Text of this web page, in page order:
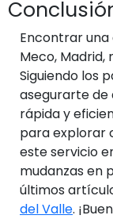
Encontrar
Meco,
Siguiendo los
asegurarte de
rápida y
para explorar
este servicio
mudanzas en
últimos
del Valle.